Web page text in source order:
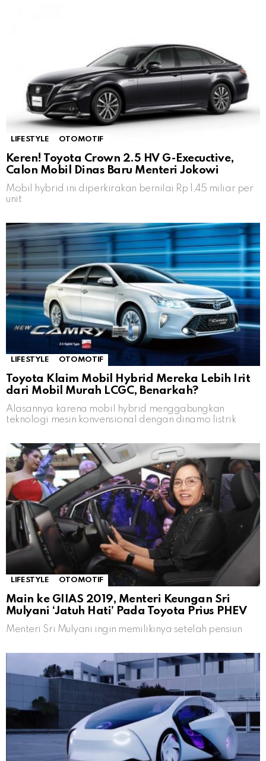
LIFESTYLE OTOMOTIF
Keren! Toyota Crown 2.5 HV G-Execuctive,
Calon Mobil Dinas Baru Menteri Jokowi
Mobil hybrid ini diperkirakan bernilai Rp 1,45 miliar per
unit
LIFESTYLE OTOMOTIF
Toyota Klaim Mobil Hybrid Mereka Lebih Irit
dari Mobil Murah LCGC, Benarkah?
Alasannya karena mobil hybrid menggabungkan
teknologi mesin konvensional dengan dinamo listrik
LIFESTYLE OTOMOTIF
Main ke GIIAS 2019, Menteri Keungan Sri
Mulyani ‘Jatuh Hati’ Pada Toyota Prius PHEV
Menteri Sri Mulyani ingin memilikinya setelah pensiun